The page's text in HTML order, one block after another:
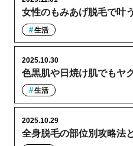
女性のもみあげ脱毛で叶
生活
色黒肌や日焼け肌でもヤ
2025.10.30
生活
全身脱毛の部位別攻略法
2025.10.29